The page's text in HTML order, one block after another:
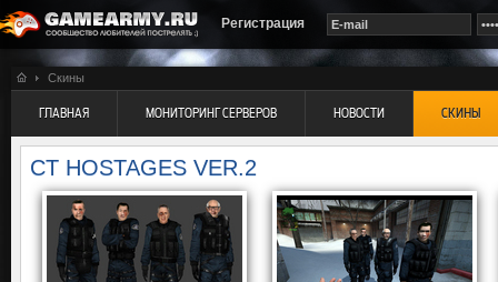
Регистрация
Скины
ГЛАВНАЯ МОНИТОРИНГ СЕРВЕРОВ НОВОСТИ СКИНЫ
CT HOSTAGES VER.2